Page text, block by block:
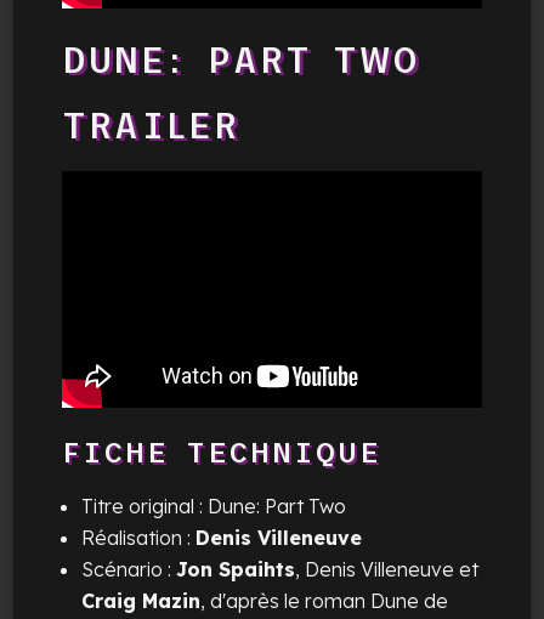
DUNE: PART TWO
TRAILER
FICHE TECHNIQUE
Titre original : Dune: Part Two
Réalisation : Denis Villeneuve
Scénario :Jon Spaihts, Denis Villeneuve et
Craig Mazin, d'après le roman Dune de